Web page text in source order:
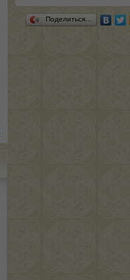
Поделиться…